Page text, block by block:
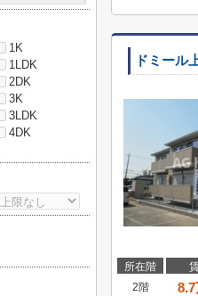
ドミール
所在階
2階
8.7
1K
1LDK
2DK
3K
3LDK
4DK